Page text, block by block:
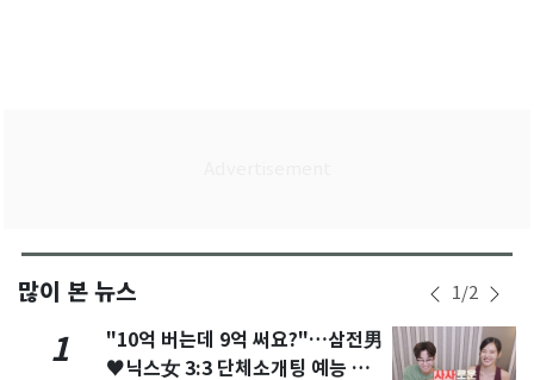
많이 본 뉴스 1/2
1
"10억 버는데 9억 써요?"…삼전男
♥닉스女 3:3 단체소개팅 예능 화